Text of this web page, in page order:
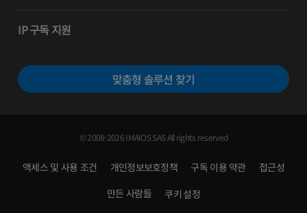
IP 구독 지원
맞춤형 솔루션 찾기
© 2008-2026 IMAIOS SAS All rights reserved
액세스 및 사용 조건 개인정보보호정책 구독 이용 약관
접근성
만든 사람들
쿠키 설정